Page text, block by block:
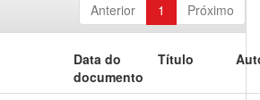
Anterior 1 Próximo
Data do
documento
Título